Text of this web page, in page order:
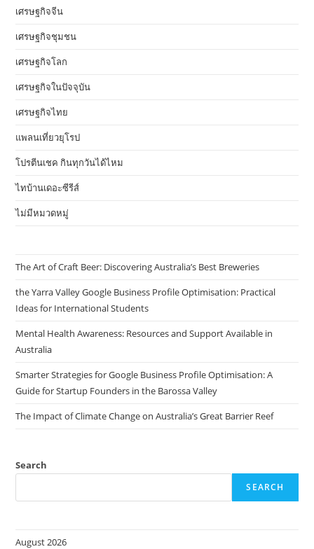
เศรษฐกิจจีน
เศรษฐกิจชุมชน
เศรษฐกิจโลก
เศรษฐกิจในปัจจุบัน
เศรษฐกิจไทย
แพลนเที่ยวยุโรป
โปรตีนเชค กินทุกวันได้ไหม
ไทบ้านเดอะซีรีส์
ไม่มีหมวดหมู่
The Art of Craft Beer: Discovering Australia’s Best Breweries
the Yarra Valley Google Business Profile Optimisation: Practical
Ideas for International Students
Mental Health Awareness: Resources and Support Available in
Australia
Smarter Strategies for Google Business Profile Optimisation: A
Guide for Startup Founders in the Barossa Valley
The Impact of Climate Change on Australia’s Great Barrier Reef
Search
SEARCH
August 2026